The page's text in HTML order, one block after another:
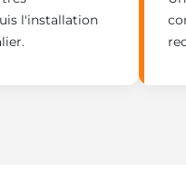
l'installation